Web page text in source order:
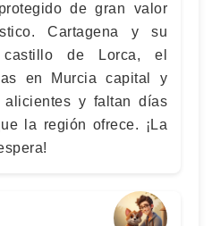
de gran valor
Cartagena y su
de Lorca, el
en Murcia capital y
alicientes y faltan días
la región ofrece. ¡La